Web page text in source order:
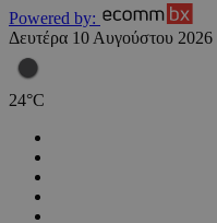
Powered by:
Δευτέρα 10 Αυγούστου 2026
24°C